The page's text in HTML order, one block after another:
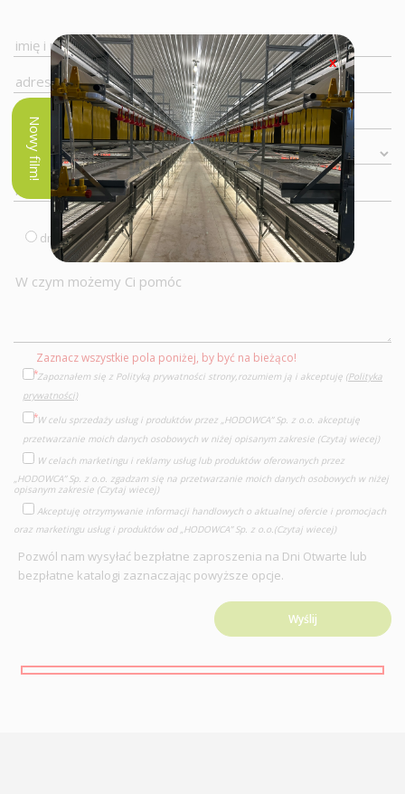
drób trzoda bydło
Zaznacz wszystkie pola poniżej, by być na bieżąco!
Zapoznałem się z Polityką prywatności strony,rozumiem ją i akceptuję (Polityka
prywatności)
W celu sprzedaży usług i produktów przez „HODOWCA” Sp. z o.o. akceptuję
przetwarzanie moich danych osobowych w niżej opisanym zakresie (Czytaj wiecej)
W celach marketingu i reklamy usług lub produktów oferowanych przez
„HODOWCA” Sp. z o.o. zgadzam się na przetwarzanie moich danych osobowych w niżej
opisanym zakresie (Czytaj wiecej)
Akceptuję otrzymywanie informacji handlowych o aktualnej ofercie i promocjach
oraz marketingu usług i produktów od „HODOWCA” Sp. z o.o.(Czytaj wiecej)
Pozwól nam wysyłać bezpłatne zaproszenia na Dni Otwarte lub
bezpłatne katalogi zaznaczając powyższe opcje.
Nowy film!
x